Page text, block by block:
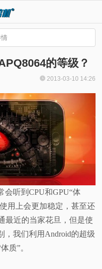
的等级？
2013-03-10 14:26
会听到CPU和GPU“体
用上会更加稳定，甚至还
最近的当家花旦，但是使
，我们利用Android的超级
质”。